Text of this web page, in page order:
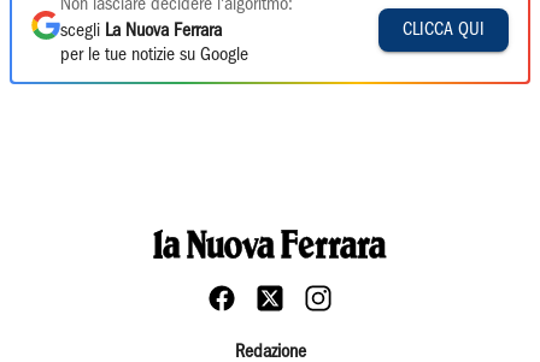
Non lasciare decidere l'algoritmo:
scegli La Nuova Ferrara
per le tue notizie su Google
CLICCA QUI
Redazione